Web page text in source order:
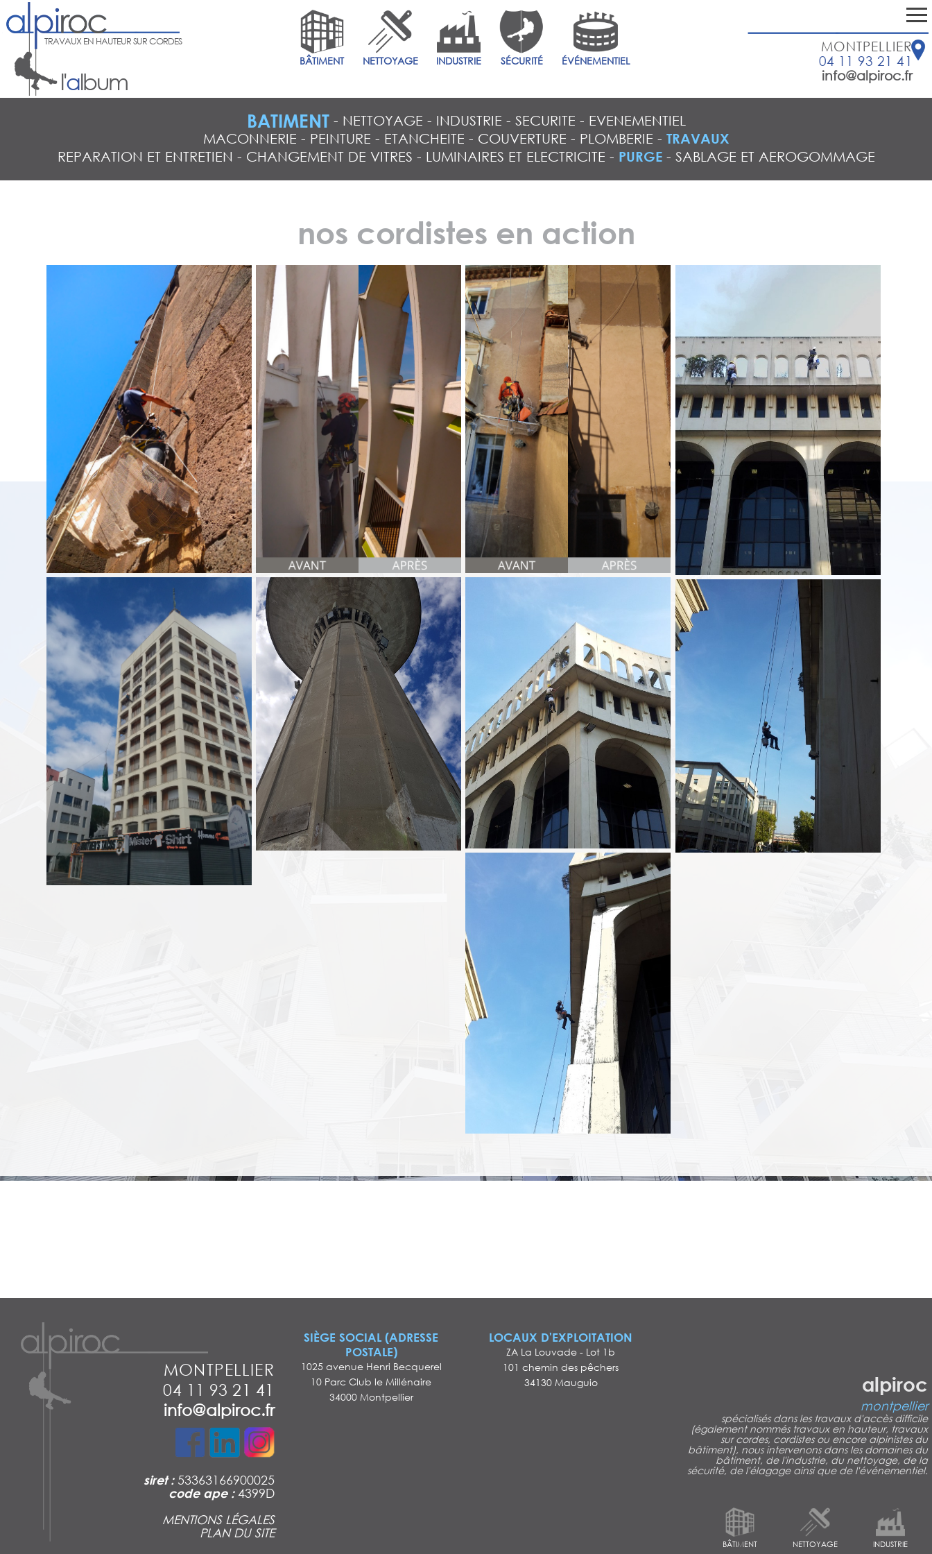
TRAVAUX EN HAUTEUR SUR CORDES
l'album
BÂTIMENT NETTOYAGE INDUSTRIE SÉCURITÉ ÉVÉNEMENTIEL
MONTPELLIER
04 11 93 21 41
info@alpiroc.fr
BATIMENT- NETTOYAGE - INDUSTRIE - SECURITE - EVENEMENTIEL
MACONNERIE - PEINTURE - ETANCHEITE - COUVERTURE - PLOMBERIE - TRAVAUX
REPARATION ET ENTRETIEN - CHANGEMENT DE VITRES - LUMINAIRES ET ELECTRICITE - PURGE- SABLAGE ET AEROGOMMAGE
nos cordistes en action
MONTPELLIER
04 11 93 21 41
info@alpiroc.fr
siret :53363166900025
code ape :4399D
MENTIONS LÉGALES
PLAN DU SITE
SIÈGE SOCIAL (ADRESSE
POSTALE)
1025 avenue Henri Becquerel
10 Parc Club le Millénaire
34000 Montpellier
LOCAUX D'EXPLOITATION
ZA La Louvade - Lot 1b
101 chemin des pêchers
34130 Mauguio
alpiroc
montpellier
spécialisés dans les travaux d'accès difficile
(également nommés travaux en hauteur, travaux
sur cordes, cordistes ou encore alpinistes du
bâtiment), nous intervenons dans les domaines du
bâtiment, de l'industrie, du nettoyage, de la
sécurité, de l'élagage ainsi que de l'événementiel.
BÂTIMENT NETTOYAGE INDUSTRIE